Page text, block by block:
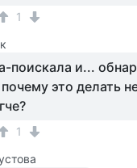
1
поискала и...
это делать
1